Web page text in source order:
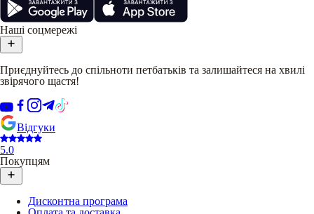
Наші соцмережі
Приєднуйтесь до спільноти петбатьків та залишайтеся на хвилі
звірячого щастя!
Відгуки
5.0
Покупцям
Дисконтна програма